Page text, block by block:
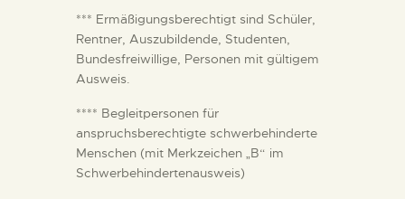
*** Ermäßigungsberechtigt sind Schüler,
Rentner, Auszubildende, Studenten,
Bundesfreiwillige, Personen mit gültigem
Ausweis.
**** Begleitpersonen für
anspruchsberechtigte schwerbehinderte
Menschen (mit Merkzeichen „B“ im
Schwerbehindertenausweis)